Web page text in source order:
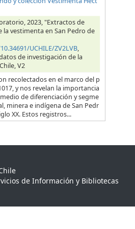
2023, "Extractos de
la vestimenta en San Pedro de
UCHILE/ZV2LVB,
de investigación de la
V2
recolectados en el marco del p
y nos revelan la importancia
de diferenciación y segme
minera e indígena de San Pedr
XX. Estos registros...
de Información y Bibliotecas